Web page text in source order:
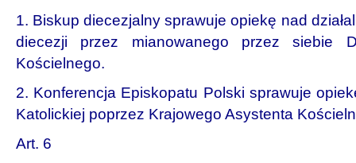
1. Biskup diecezjalny sprawuje opiekę nad
diecezji przez mianowanego przez siebie
Kościelnego.
2. Konferencja Episkopatu Polski sprawuje
Katolickiej poprzez Krajowego Asystenta
Art. 6